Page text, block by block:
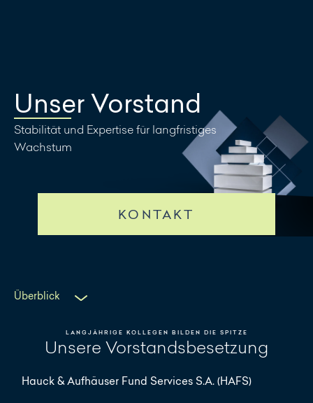
Unser Vorstand
Stabilität und Expertise für langfristiges
Wachstum
KONTAKT
Überblick
LANGJÄHRIGE KOLLEGEN BILDEN DIE SPITZE
Unsere Vorstandsbesetzung
Hauck & Aufhäuser Fund Services S.A. (HAFS)